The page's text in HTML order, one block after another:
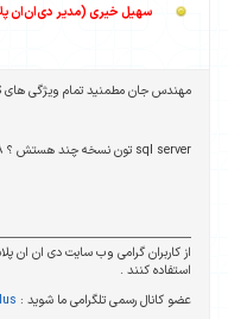
سهیل خیری (مدیر دی‌ان‌ان
مهندس جان مطمنید تمام ویژگی های IIS تون فعال هستش ؟
sql server تون نسخه چند هستش ؟ 2008 یا 2012 یا 2014 ؟
از کاربران گرامی وب سایت دی ان ان
استفاده کنند .
عضو کانال رسمی تلگرامی ما شوید :